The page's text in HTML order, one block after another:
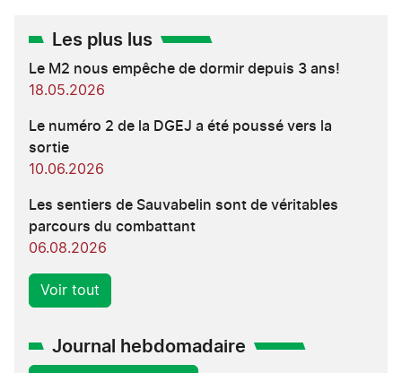
Les plus lus
Le M2 nous empêche de dormir depuis 3 ans!
18.05.2026
Le numéro 2 de la DGEJ a été poussé vers la
sortie
10.06.2026
Les sentiers de Sauvabelin sont de véritables
parcours du combattant
06.08.2026
Voir tout
Journal hebdomadaire